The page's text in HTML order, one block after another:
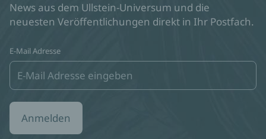
News aus dem Ullstein-Universum und die
neuesten Veröffentlichungen direkt in Ihr Postfach.
E-Mail Adresse
Anmelden